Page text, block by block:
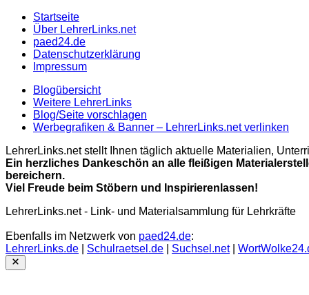
Startseite
Über LehrerLinks.net
paed24.de
Datenschutzerklärung
Impressum
Blogübersicht
Weitere LehrerLinks
Blog/Seite vorschlagen
Werbegrafiken & Banner – LehrerLinks.net verlinken
LehrerLinks.net stellt Ihnen täglich aktuelle Materialien,
Ein herzliches Dankeschön an alle fleißigen
bereichern.
Viel Freude beim Stöbern und Inspirierenlassen!
LehrerLinks.net - Link- und Materialsammlung für Lehrkräfte
Ebenfalls im Netzwerk von paed24.de:
LehrerLinks.de
Schulraetsel.de Suchsel.net|
Close